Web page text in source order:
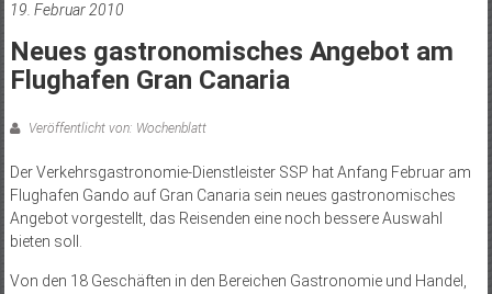
19. Februar 2010
Neues gastronomisches Angebot am
Flughafen Gran Canaria
Veröffentlicht von: Wochenblatt
Der Verkehrsgastronomie-Dienstleister SSP hat Anfang Februar am
Flughafen Gando auf Gran Canaria sein neues gastronomisches
Angebot vorgestellt, das Reisenden eine noch bessere Auswahl
bieten soll.
Von den 18 Geschäften in den Bereichen Gastronomie und Handel,